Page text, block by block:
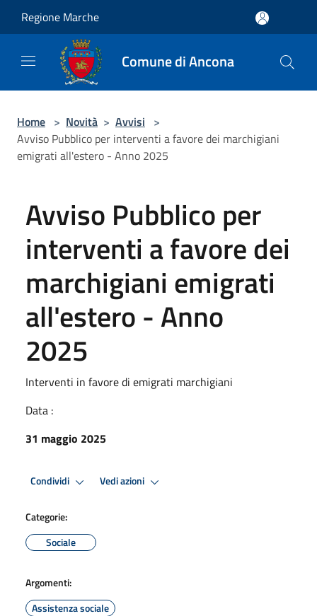
Regione Marche
Comune di Ancona
Home > Novità > Avvisi >
Avviso Pubblico per interventi a favore dei marchigiani
emigrati all'estero - Anno 2025
Avviso Pubblico per
interventi a favore dei
marchigiani emigrati
all'estero - Anno
2025
Interventi in favore di emigrati marchigiani
Data :
31 maggio 2025
Condividi Vedi azioni
Categorie:
Sociale
Argomenti:
Assistenza sociale